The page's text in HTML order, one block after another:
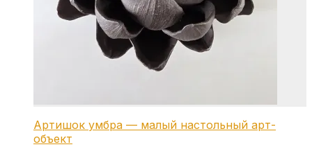
Артишок умбра — малый настольный арт-
объект